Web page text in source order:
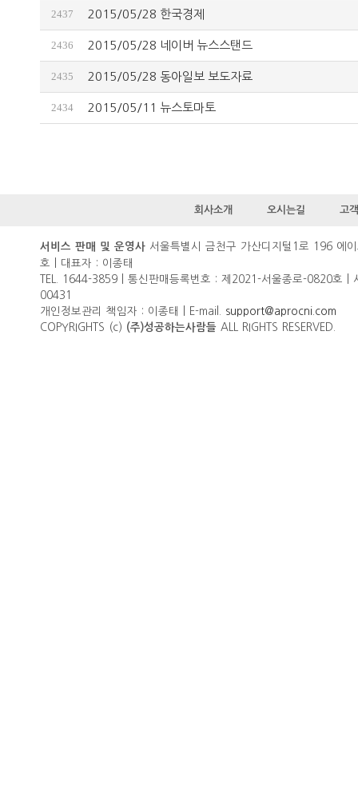
2437 2015/05/28 한국경제
2436 2015/05/28 네이버 뉴스스탠드
2435 2015/05/28 동아일보 보도자료
2434 2015/05/11 뉴스토마토
회사소개 오시는길 고
서비스 판매 및 운영사 서울특별시 금천구 가산디지털1로 196 에
호 | 대표자 : 이종태
TEL. 1644-3859 | 통신판매등록번호 : 제2021-서울종로-0820호 |
00431
개인정보관리 책임자 : 이종태 | E-mail. support@aprocni.com
COPYRIGHTS (c) (주)성공하는사람들 ALL RIGHTS RESERVED.